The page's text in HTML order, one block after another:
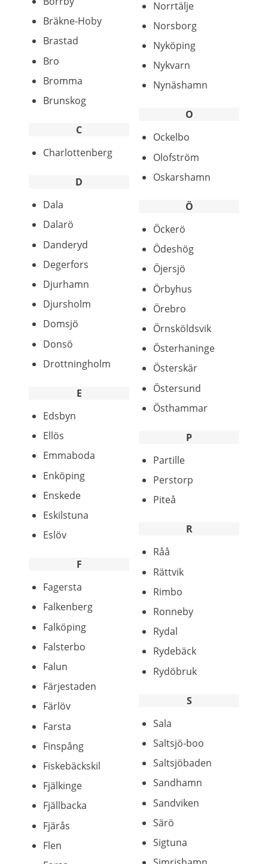
Bräkne-Hoby
Brastad
Bro
Bromma
Brunskog
C
Charlottenberg
D
Dala
Dalarö
Danderyd
Degerfors
Djurhamn
Djursholm
Domsjö
Donsö
Drottningholm
E
Edsbyn
Ellös
Emmaboda
Enköping
Enskede
Eskilstuna
Eslöv
F
Fagersta
Falkenberg
Falköping
Falsterbo
Falun
Färjestaden
Färlöv
Farsta
Finspång
Fiskebäckskil
Fjälkinge
Fjällbacka
Fjärås
Flen
Norrtälje
Norsborg
Nyköping
Nykvarn
Nynäshamn
O
Ockelbo
Olofström
Oskarshamn
Ö
Öckerö
Ödeshög
Öjersjö
Örbyhus
Örebro
Örnsköldsvik
Österhaninge
Österskär
Östersund
Östhammar
P
Partille
Perstorp
Piteå
R
Råå
Rättvik
Rimbo
Ronneby
Rydal
Rydebäck
Rydöbruk
S
Sala
Saltsjö-boo
Saltsjöbaden
Sandhamn
Sandviken
Särö
Sigtuna